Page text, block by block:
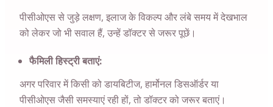
पीसीओएस से जुड़े लक्षण, इलाज के विकल्प और लंबे समय में देखभाल
को लेकर जो भी सवाल हैं, उन्हें डॉक्टर से जरूर पूछें।
फैमिली हिस्ट्री बताएं:
अगर परिवार में किसी को डायबिटीज, हार्मोनल डिसऑर्डर या
पीसीओएस जैसी समस्याएं रही हों, तो डॉक्टर को जरूर बताएं।